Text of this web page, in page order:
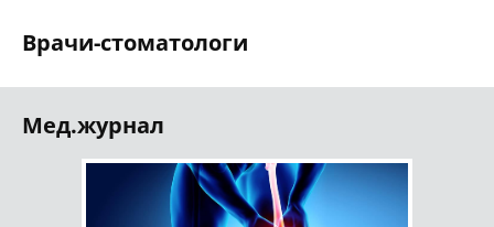
Врачи-стоматологи
Мед.журнал